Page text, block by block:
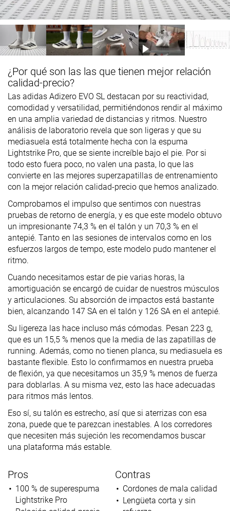
¿Por qué son las las que tienen mejor relación
calidad-precio?
Las adidas Adizero EVO SL destacan por su reactividad,
comodidad y versatilidad, permitiéndonos rendir al máximo
en una amplia variedad de distancias y ritmos. Nuestro
análisis de laboratorio revela que son ligeras y que su
mediasuela está totalmente hecha con la espuma
Lightstrike Pro, que se siente increíble bajo el pie. Por si
todo esto fuera poco, no valen una pasta, lo que las
convierte en las mejores superzapatillas de entrenamiento
con la mejor relación calidad-precio que hemos analizado.
Comprobamos el impulso que sentimos con nuestras
pruebas de retorno de energía, y es que este modelo obtuvo
un impresionante 74,3 % en el talón y un 70,3 % en el
antepié. Tanto en las sesiones de intervalos como en los
esfuerzos largos de tempo, este modelo pudo mantener el
ritmo.
Cuando necesitamos estar de pie varias horas, la
amortiguación se encargó de cuidar de nuestros músculos
y articulaciones. Su absorción de impactos está bastante
bien, alcanzando 147 SA en el talón y 126 SA en el antepié.
Su ligereza las hace incluso más cómodas. Pesan 223 g,
que es un 15,5 % menos que la media de las zapatillas de
running. Además, como no tienen planca, su mediasuela es
bastante flexible. Esto lo confirmamos en nuestra prueba
de flexión, ya que necesitamos un 35,9 % menos de fuerza
para doblarlas. A su misma vez, esto las hace adecuadas
para ritmos más lentos.
Eso sí, su talón es estrecho, así que si aterrizas con esa
zona, puede que te parezcan inestables. A los corredores
que necesiten más sujeción les recomendamos buscar
una plataforma más estable.
Pros
100 % de superespuma
Lightstrike Pro
Contras
Cordones de mala calidad
Lengüeta corta y sin